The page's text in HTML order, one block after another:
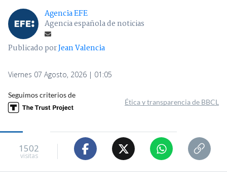
Agencia EFE
Agencia española de noticias
Publicado porJean Valencia
Viernes 07 Agosto, 2026 | 01:05
Seguimos criterios de
Ética y transparencia de BBCL
1502
visitas